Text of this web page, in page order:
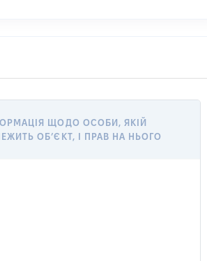
ЩОДО ОСОБИ, ЯКІЙ
ОБ’ЄКТ, І ПРАВ НА НЬОГО